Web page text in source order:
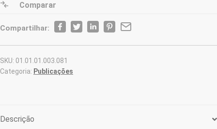
Comparar
Compartilhar:
SKU: 01.01.01.003.081
Categoria: Publicações
Descrição